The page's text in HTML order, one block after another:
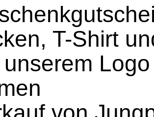
T-Shirt
unserem